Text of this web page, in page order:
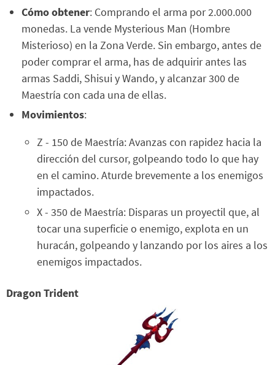
Cómo obtener: Comprando el arma por 2.000.000
monedas. La vende Mysterious Man (Hombre
Misterioso) en la Zona Verde. Sin embargo, antes de
poder comprar el arma, has de adquirir antes las
armas Saddi, Shisui y Wando, y alcanzar 300 de
Maestría con cada una de ellas.
Movimientos:
Z - 150 de Maestría: Avanzas con rapidez hacia la
dirección del cursor, golpeando todo lo que hay
en el camino. Aturde brevemente a los enemigos
impactados.
X - 350 de Maestría: Disparas un proyectil que, al
tocar una superficie o enemigo, explota en un
huracán, golpeando y lanzando por los aires a los
enemigos impactados.
Dragon Trident